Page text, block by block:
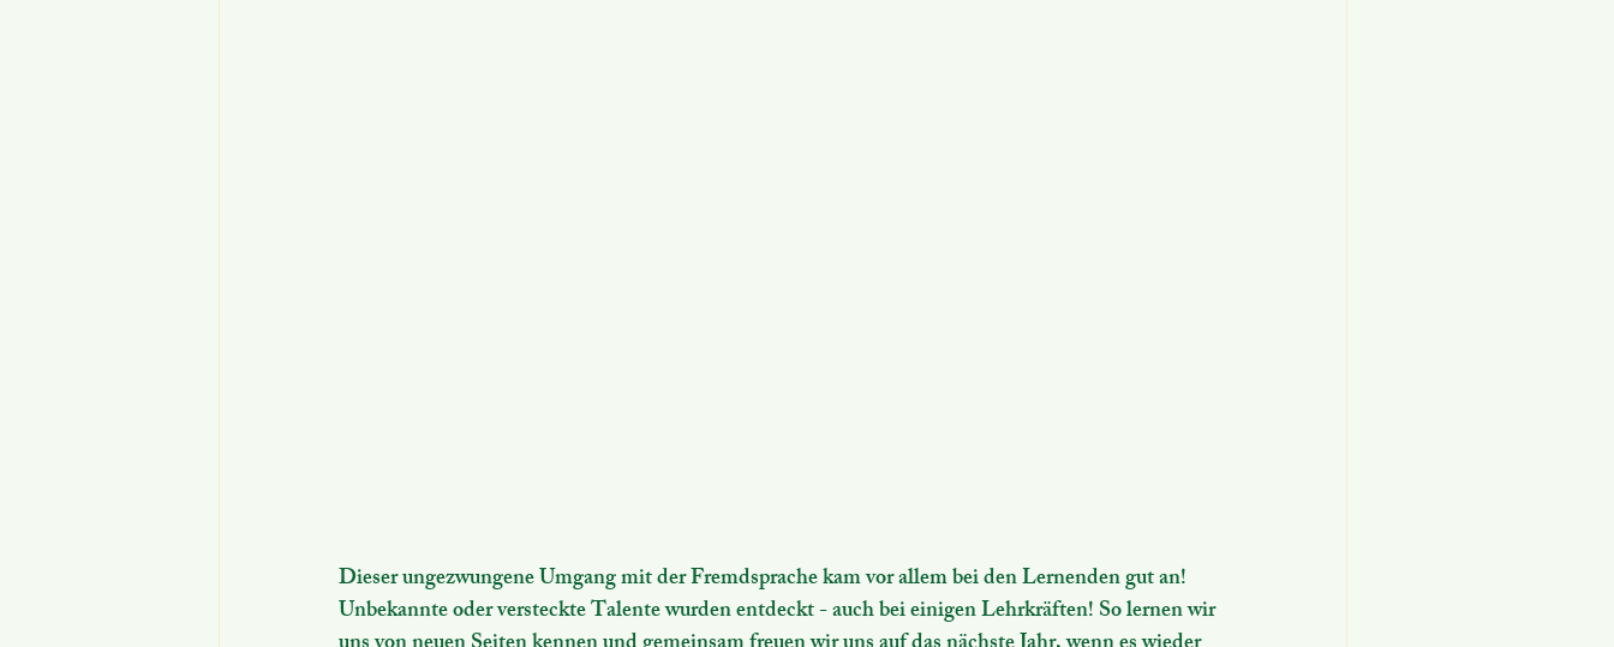
Dieser ungezwungene Umgang mit der Fremdsprache kam vor allem bei den Lernenden gut an!
Unbekannte oder versteckte Talente wurden entdeckt - auch bei einigen Lehrkräften! So lernen wir